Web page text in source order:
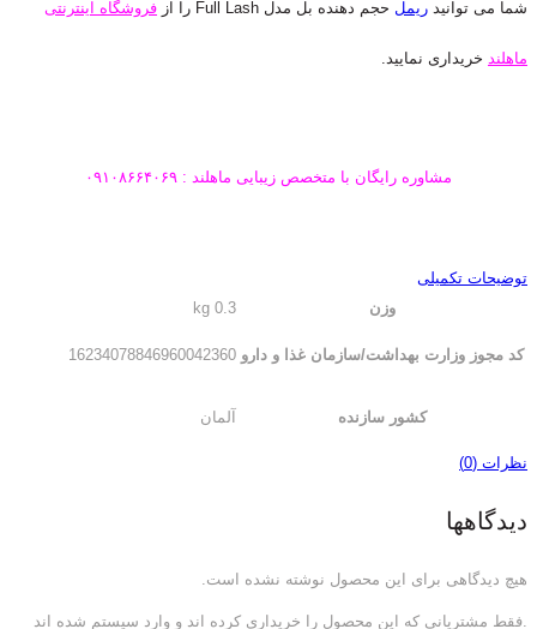
شما می توانید ریمل حجم دهنده بل مدل Full Lash را از فروشگاه اینترنتی
ماهلند خریداری نمایید.
مشاوره رایگان با متخصص زیبایی ماهلند : ۰۹۱۰۸۶۶۴۰۶۹
توضیحات تکمیلی
وزن
0.3 kg
کد مجوز وزارت بهداشت/سازمان غذا و دارو 16234078846960042360
کشور سازنده آلمان
نظرات (0)
دیدگاهها
هیچ دیدگاهی برای این محصول نوشته نشده است.
.فقط مشتریانی که این محصول را خریداری کرده اند و وارد سیستم شده اند